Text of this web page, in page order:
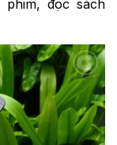
đọc sách